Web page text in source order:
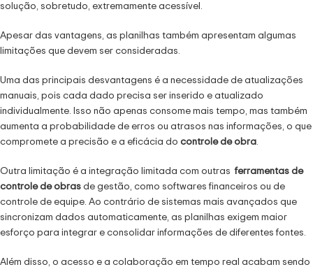
solução, sobretudo, extremamente acessível.
Apesar das vantagens, as planilhas também apresentam algumas
limitações que devem ser consideradas.
Uma das principais desvantagens é a necessidade de atualizações
manuais, pois cada dado precisa ser inserido e atualizado
individualmente. Isso não apenas consome mais tempo, mas também
aumenta a probabilidade de erros ou atrasos nas informações, o que
compromete a precisão e a eficácia do controle de obra.
Outra limitação é a integração limitada com outras ferramentas de
controle de obrasde gestão, como softwares financeiros ou de
controle de equipe. Ao contrário de sistemas mais avançados que
sincronizam dados automaticamente, as planilhas exigem maior
esforço para integrar e consolidar informações de diferentes fontes.
Além disso, o acesso e a colaboração em tempo real acabam sendo